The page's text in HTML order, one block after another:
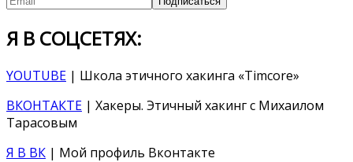
Я В СОЦСЕТЯХ:
YOUTUBE | Школа этичного хакинга «Timcore»
ВКОНТАКТЕ | Хакеры. Этичный хакинг с Михаилом
Тарасовым
Я В ВК | Мой профиль Вконтакте